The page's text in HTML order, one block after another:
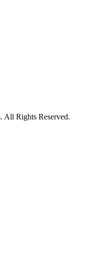
Rights Reserved.